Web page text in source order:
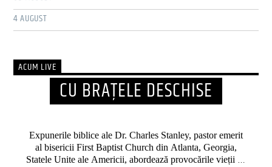
4 AUGUST
ACUM LIVE
CU BRAȚELE DESCHISE
Expunerile biblice ale Dr. Charles Stanley, pastor emerit
al bisericii First Baptist Church din Atlanta, Georgia,
Statele Unite ale Americii, abordează provocările vieții de